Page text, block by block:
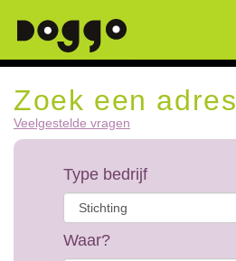
Zoek een adres
Veelgestelde vragen
Type bedrijf
Waar?